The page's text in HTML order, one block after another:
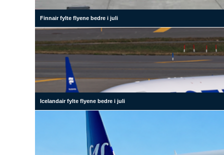
Finnair fylte flyene bedre i juli
Icelandair fylte flyene bedre i juli